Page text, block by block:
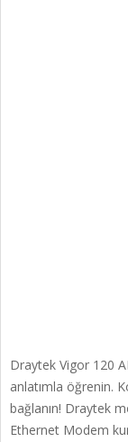
Draytek Vigor 120
anlatımla öğrenin.
bağlanın! Draytek
Ethernet Modem